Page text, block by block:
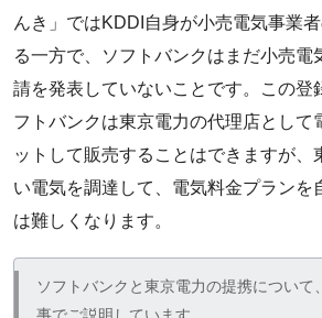
んき」ではKDDI自身が小売電気事業
る一方で、ソフトバンクはまだ小売電
請を発表していないことです。この登
フトバンクは東京電力の代理店として
ットして販売することはできますが、
い電気を調達して、電気料金プランを
は難しくなります。
ソフトバンクと東京電力の提携について